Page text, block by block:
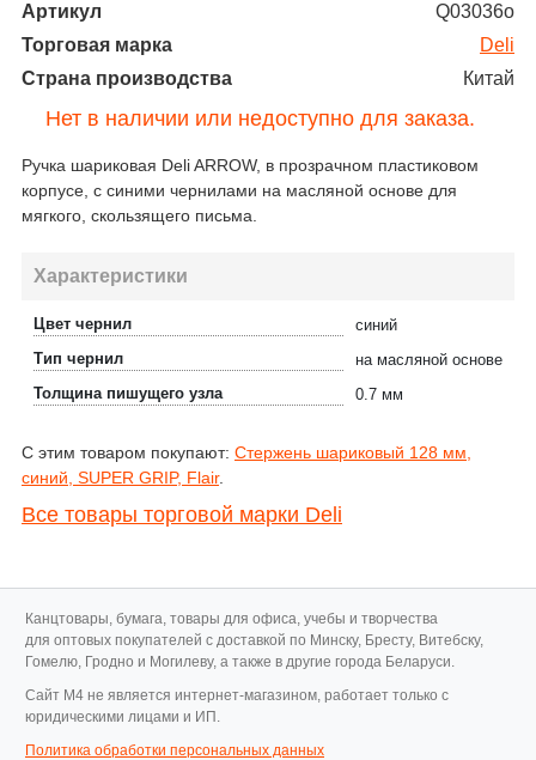
Артикул
Q03036о
Торговая марка
Deli
Страна производства
Китай
Нет в наличии или недоступно для заказа.
Ручка шариковая Deli ARROW, в прозрачном пластиковом
корпусе, с синими чернилами на масляной основе для
мягкого, скользящего письма.
Характеристики
Цвет чернил
синий
Тип чернил
на масляной основе
Толщина пишущего узла
0.7 мм
С этим товаром покупают: Стержень шариковый 128 мм,
синий, SUPER GRIP, Flair.
Все товары торговой марки Deli
Канцтовары, бумага, товары для офиса, учебы и творчества
для оптовых покупателей с доставкой по Минску, Бресту, Витебску,
Гомелю, Гродно и Могилеву, а также в другие города Беларуси.
Cайт M4 не является интернет-магазином, работает только с
юридическими лицами и ИП.
Политика обработки персональных данных